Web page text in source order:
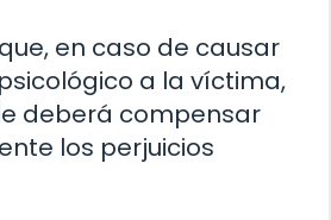
en caso de causar
a la víctima,
deberá compensar
los perjuicios